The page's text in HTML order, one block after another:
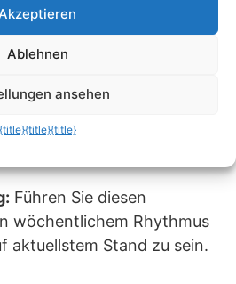
die von Firefox
eine Google-Suche mit
Suchen Sie sich hier
Führen Sie diesen
wöchentlichem Rhythmus
aktuellstem Stand zu sein.
Ablehnen
ansehen
{title}{title}{title}